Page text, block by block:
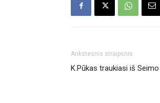
Ankstesnis straipsnis
K.Pūkas traukiasi iš Seimo